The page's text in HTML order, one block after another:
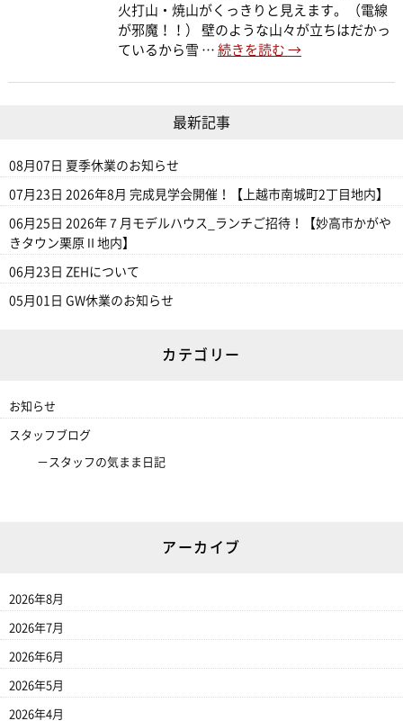
火打山・焼山がくっきりと見えます。（電線
が邪魔！！） 壁のような山々が立ちはだかっ
ているから雪 … 続きを読む →
最新記事
08月07日 夏季休業のお知らせ
07月23日 2026年8月 完成見学会開催！【上越市南城町2丁目地内】
06月25日 2026年７月モデルハウス_ランチご招待！【妙高市かがや
きタウン栗原Ⅱ地内】
06月23日 ZEHについて
05月01日 GW休業のお知らせ
カテゴリー
お知らせ
スタッフブログ
スタッフの気まま日記
アーカイブ
2026年8月
2026年7月
2026年6月
2026年5月
2026年4月